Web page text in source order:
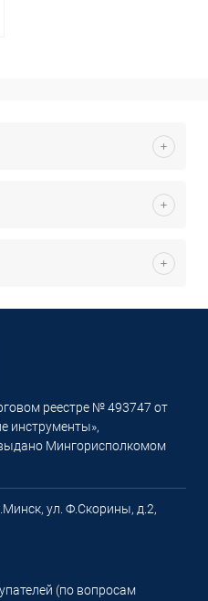
реестре № 493747 от
инструменты»,
Мингорисполкомом
ул. Ф.Скорины, д.2,
(по вопросам